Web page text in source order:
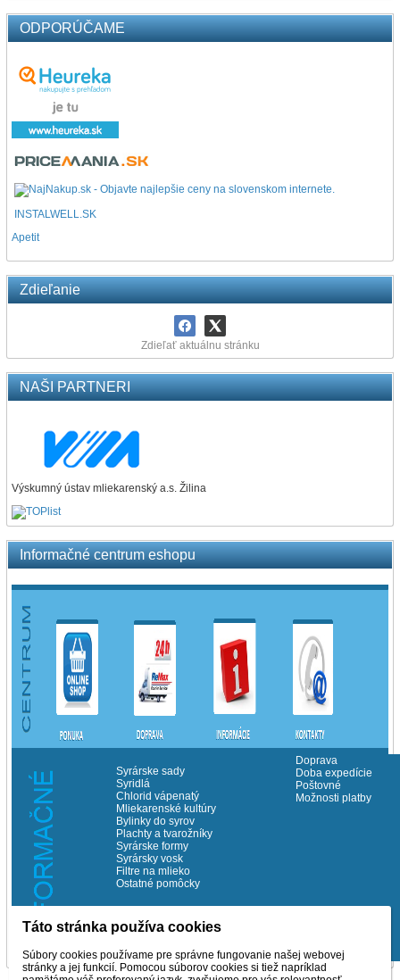
ODPORÚČAME
INSTALWELL.SK
Apetit
Zdieľanie
Zdieľať aktuálnu stránku
NAŠI PARTNERI
Výskumný ústav mliekarenský a.s. Žilina
Informačné centrum eshopu
Syrárske sady
Syridlá
Chlorid vápenatý
Mliekarenské kultúry
Bylinky do syrov
Plachty a tvarožníky
Syrárske formy
Syrársky vosk
Filtre na mlieko
Ostatné pomôcky
Doprava
Doba expedície
Poštovné
Možnosti platby
Táto stránka používa cookies
Súbory cookies používame pre správne fungovanie našej webovej
stránky a jej funkcií. Pomocou súborov cookies si tiež napríklad